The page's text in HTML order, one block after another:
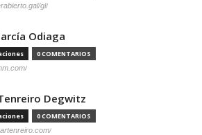
gl/
Odiaga
0 COMENTARIOS
Degwitz
0 COMENTARIOS